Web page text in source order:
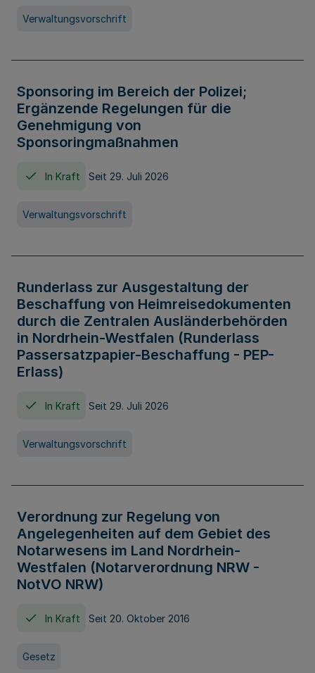
Verwaltungsvorschrift
Sponsoring im Bereich der Polizei;
Ergänzende Regelungen für die
Genehmigung von
Sponsoringmaßnahmen
In Kraft Seit 29. Juli 2026
Verwaltungsvorschrift
Runderlass zur Ausgestaltung der
Beschaffung von Heimreisedokumenten
durch die Zentralen Ausländerbehörden
in Nordrhein-Westfalen (Runderlass
Passersatzpapier-Beschaffung - PEP-
Erlass)
In Kraft Seit 29. Juli 2026
Verwaltungsvorschrift
Verordnung zur Regelung von
Angelegenheiten auf dem Gebiet des
Notarwesens im Land Nordrhein-
Westfalen (Notarverordnung NRW -
NotVO NRW)
In Kraft Seit 20. Oktober 2016
Gesetz